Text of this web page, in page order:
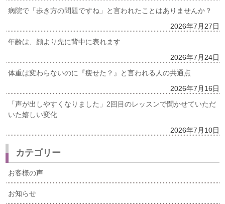
病院で「歩き方の問題ですね」と言われたことはありませんか？
2026年7月27日
年齢は、顔より先に背中に表れます
2026年7月24日
体重は変わらないのに『痩せた？』と言われる人の共通点
2026年7月16日
「声が出しやすくなりました」2回目のレッスンで聞かせていただ
いた嬉しい変化
2026年7月10日
カテゴリー
お客様の声
お知らせ